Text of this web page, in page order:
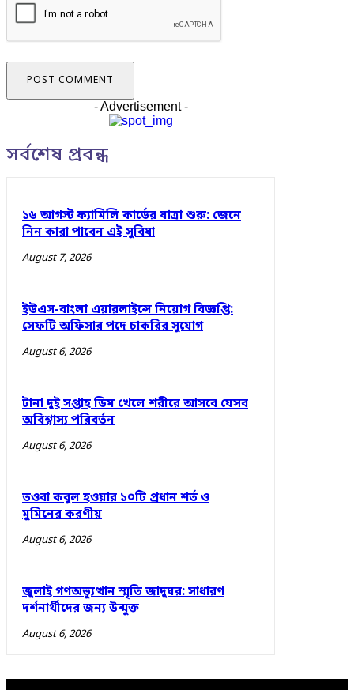
- Advertisement -
সর্বশেষ প্রবন্ধ
১৬ আগস্ট ফ্যামিলি কার্ডের যাত্রা শুরু: জেনে
নিন কারা পাবেন এই সুবিধা
August 7, 2026
ইউএস-বাংলা এয়ারলাইন্সে নিয়োগ বিজ্ঞপ্তি:
সেফটি অফিসার পদে চাকরির সুযোগ
August 6, 2026
টানা দুই সপ্তাহ ডিম খেলে শরীরে আসবে যেসব
অবিশ্বাস্য পরিবর্তন
August 6, 2026
তওবা কবুল হওয়ার ১০টি প্রধান শর্ত ও
মুমিনের করণীয়
August 6, 2026
জুলাই গণঅভ্যুত্থান স্মৃতি জাদুঘর: সাধারণ
দর্শনার্থীদের জন্য উন্মুক্ত
August 6, 2026